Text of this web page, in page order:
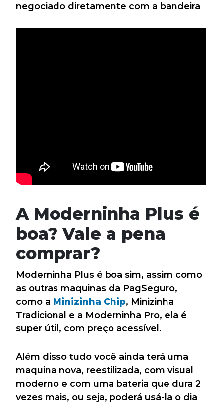
negociado diretamente com a bandeira
A Moderninha Plus é
boa? Vale a pena
comprar?
Moderninha Plus é boa sim, assim como
as outras maquinas da PagSeguro,
como a Minizinha Chip, Minizinha
Tradicional e a Moderninha Pro, ela é
super útil, com preço acessível.
Além disso tudo você ainda terá uma
maquina nova, reestilizada, com visual
moderno e com uma bateria que dura 2
vezes mais, ou seja, poderá usá-la o dia